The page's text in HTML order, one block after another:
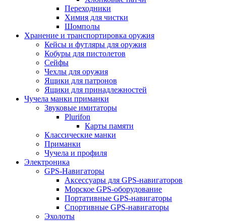
Переходники
Химия для чистки
Шомполы
Хранение и транспортировка оружия
Кейсы и футляры для оружия
Кобуры для пистолетов
Сейфы
Чехлы для оружия
Ящики для патронов
Ящики для принадлежностей
Чучела манки приманки
Звуковые имитаторы
Plurifon
Карты памяти
Классические манки
Приманки
Чучела и профиля
Электроника
GPS-Навигаторы
Аксессуары для GPS-навигаторов
Морское GPS-оборудование
Портативные GPS-навигаторы
Спортивные GPS-навигаторы
Эхолоты